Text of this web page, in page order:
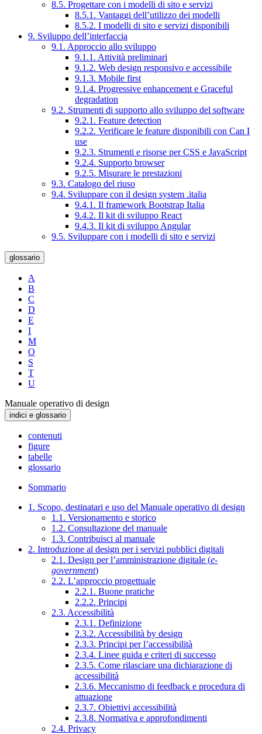
8.5. Progettare con i modelli di sito e servizi
8.5.1. Vantaggi dell’utilizzo dei modelli
8.5.2. I modelli di sito e servizi disponibili
9. Sviluppo dell’interfaccia
9.1. Approccio allo sviluppo
9.1.1. Attività preliminari
9.1.2. Web design responsivo e accessibile
9.1.3. Mobile first
9.1.4. Progressive enhancement e Graceful
degradation
9.2. Strumenti di supporto allo sviluppo del software
9.2.1. Feature detection
9.2.2. Verificare le feature disponibili con Can I
use
9.2.3. Strumenti e risorse per CSS e JavaScript
9.2.4. Supporto browser
9.2.5. Misurare le prestazioni
9.3. Catalogo del riuso
9.4. Sviluppare con il design system .italia
9.4.1. Il framework Bootstrap Italia
9.4.2. Il kit di sviluppo React
9.4.3. Il kit di sviluppo Angular
9.5. Sviluppare con i modelli di sito e servizi
glossario
A
B
C
D
E
I
M
O
S
T
U
Manuale operativo di design
indici e glossario
contenuti
figure
tabelle
glossario
Sommario
1. Scopo, destinatari e uso del Manuale operativo di design
1.1. Versionamento e storico
1.2. Consultazione del manuale
1.3. Contribuisci al manuale
2. Introduzione al design per i servizi pubblici digitali
2.1. Design per l’amministrazione digitale (e-
government)
2.2. L’approccio progettuale
2.2.1. Buone pratiche
2.2.2. Principi
2.3. Accessibilità
2.3.1. Definizione
2.3.2. Accessibilità by design
2.3.3. Principi per l’accessibilità
2.3.4. Linee guida e criteri di successo
2.3.5. Come rilasciare una dichiarazione di
accessibilità
2.3.6. Meccanismo di feedback e procedura di
attuazione
2.3.7. Obiettivi accessibilità
2.3.8. Normativa e approfondimenti
2.4. Privacy